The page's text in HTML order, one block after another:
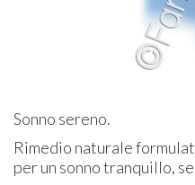
Sonno sereno.
Rimedio naturale
per un sonno tranquillo,